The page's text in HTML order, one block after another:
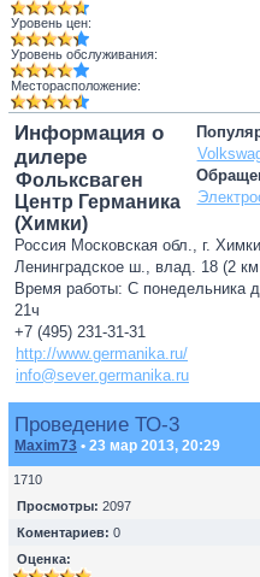
Уровень цен:
Уровень обслуживания:
Месторасположение:
Информация о
дилере
Фольксваген
Центр Германика
(Химки)
Россия Московская обл., г.
Ленинградское ш., влад. 18 (2
Время работы: С понедельника
21ч
+7 (495) 231-31-31
http://www.germanika.ru/
info@sever.germanika.ru
Проведение ТО-3
Maxim73 • 23 мар 2013, 20:29
1710
Просмотры: 2097
Коментариев: 0
Оценка: